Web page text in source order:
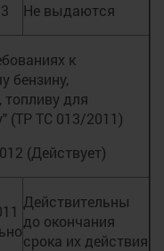
Не выдаются
к
бензину,
для
(ТР ТС 013/2011)
(Действует)
Действительны
до окончания
срока их действия